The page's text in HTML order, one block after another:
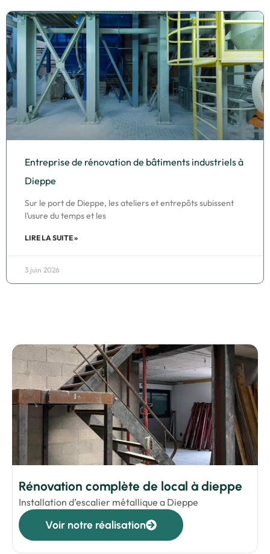
Entreprise de rénovation de bâtiments industriels à
Dieppe
Sur le port de Dieppe, les ateliers et entrepôts subissent
l’usure du temps et les
LIRE LA SUITE »
3 juin 2026
Rénovation complète de local à dieppe
Installation d’escalier métallique a Dieppe
Voir notre réalisation